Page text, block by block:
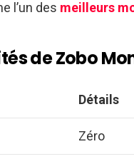
l’un des meilleurs
de Zobo
Détails
Zéro